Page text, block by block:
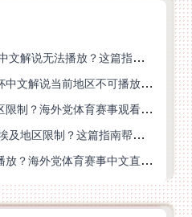
在新加坡看CCTV5世界杯中文解说无法播放？这篇指南帮你解锁海外体育直播自由
在加拿大看咪咕视频世界杯中文解说当前地区不可播放？这篇指南帮你一键解决
在日本看央视频世界杯地区限制？海外党体育赛事观看终极指南
在国外看世界杯阿根廷VS埃及地区限制？这篇指南帮你搞定中文直播+解说
在香港看抖音世界杯无法播放？海外党体育赛事中文直播终极指南